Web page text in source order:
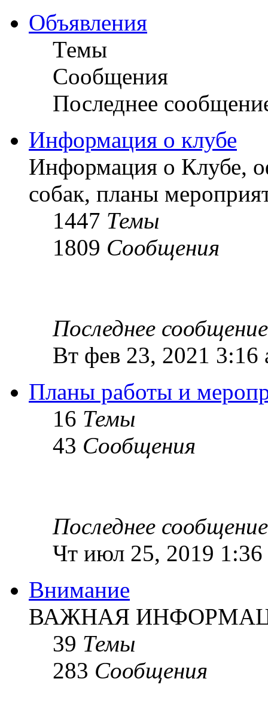
Объявления
Темы
Сообщения
Последнее
Информация о клубе
Информация о Клубе,
собак, планы
1447 Темы
1809 Сообщения
Последнее сообщение
Вт фев 23, 2021 3:16
Планы работы и
16 Темы
43 Сообщения
Последнее сообщение
Чт июл 25, 2019 1:36
Внимание
ВАЖНАЯ
39 Темы
283 Сообщения